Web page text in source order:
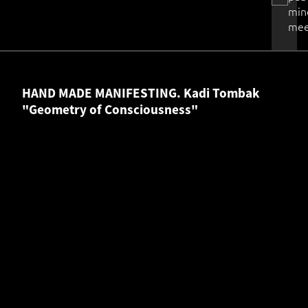
HAND MADE MANIFESTING. Kadi Tombak
"Geometry of Consciousness"